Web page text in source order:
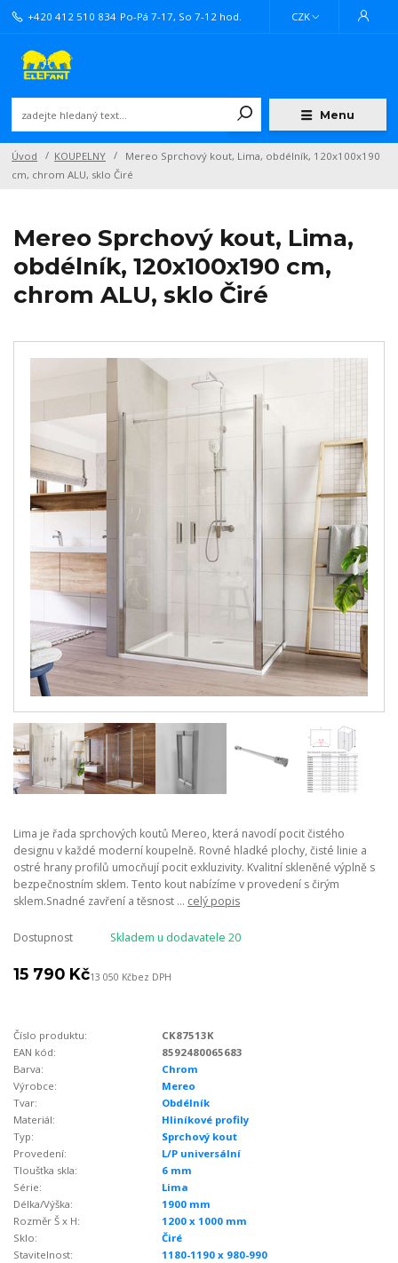
Menu
CZK
+420 412 510 834 Po-Pá 7-17, So 7-12 hod.
Úvod KOUPELNY
Mereo Sprchový kout, Lima, obdélník, 120x100x190
cm, chrom ALU, sklo Čiré
Mereo Sprchový kout, Lima,
obdélník, 120x100x190 cm,
chrom ALU, sklo Čiré
Lima je řada sprchových koutů Mereo, která navodí pocit čistého
designu v každé moderní koupelně. Rovné hladké plochy, čisté linie a
ostré hrany profilů umocňují pocit exkluzivity. Kvalitní skleněné výplně s
bezpečnostním sklem. Tento kout nabízíme v provedení s čirým
sklem.Snadné zavření a těsnost ... celý popis
Dostupnost Skladem u dodavatele 20
15 790 Kč13 050 Kčbez DPH
Číslo produktu:
CK87513K
EAN kód:
8592480065683
Barva:
Chrom
Výrobce:
Mereo
Tvar:
Obdélník
Materiál:
Hliníkové profily
Typ:
Sprchový kout
Provedení:
L/P universální
Tloušťka skla:
6 mm
Série:
Lima
Délka/Výška:
1900 mm
Rozměr Š x H:
1200 x 1000 mm
Sklo:
Čiré
Stavitelnost:
1180-1190 x 980-990